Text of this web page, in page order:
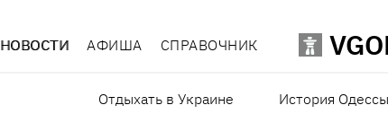
НОВОСТИ АФИША СПРАВОЧНИК
Отдыхать в Украине История Одессы